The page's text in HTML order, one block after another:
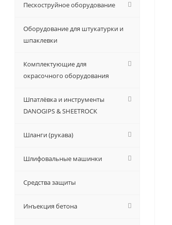
Пескоструйное оборудование
Оборудование для штукатурки и
шпаклевки
Комплектующие для
окрасочного оборудования
Шпатлёвка и инструменты
DANOGIPS & SHEETROCK
Шланги (рукава)
Шлифовальные машинки
Средства защиты
Инъекция бетона